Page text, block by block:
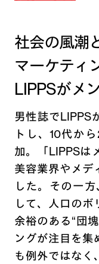
社会の風潮
マーケティ
LIPPSがメ
男性誌でLIPPS
トし、10代か
加。「LIPPSは
美容業界やメデ
した。その一
して、人口の
余裕のある“団
ングが注目を集
も例外ではなく